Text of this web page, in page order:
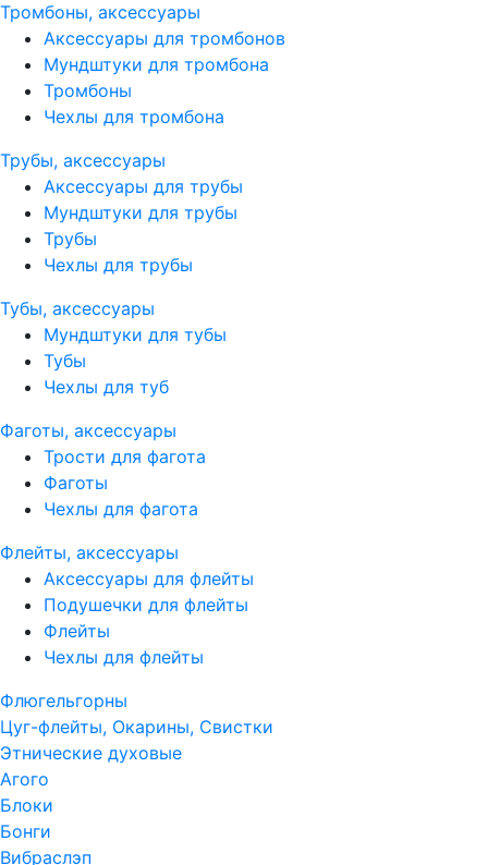
Тромбоны, аксессуары
Аксессуары для тромбонов
Мундштуки для тромбона
Тромбоны
Чехлы для тромбона
Трубы, аксессуары
Аксессуары для трубы
Мундштуки для трубы
Трубы
Чехлы для трубы
Тубы, аксессуары
Мундштуки для тубы
Тубы
Чехлы для туб
Фаготы, аксессуары
Трости для фагота
Фаготы
Чехлы для фагота
Флейты, аксессуары
Аксессуары для флейты
Подушечки для флейты
Флейты
Чехлы для флейты
Флюгельгорны
Цуг-флейты, Окарины, Свистки
Этнические духовые
Агого
Блоки
Бонги
Вибраслэп